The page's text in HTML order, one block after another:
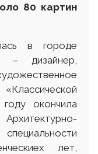
80 картин
в городе
– дизайнер,
окончила
лет,